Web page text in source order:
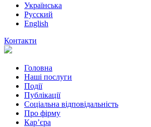
Українська
Русский
English
Контакти
Головна
Наші послуги
Події
Публікації
Соціальна відповідальність
Про фiрму
Кар’єра